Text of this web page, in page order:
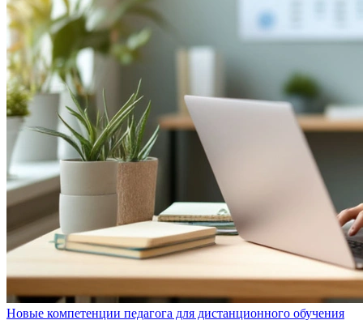
Новые компетенции педагога для дистанционного обучения